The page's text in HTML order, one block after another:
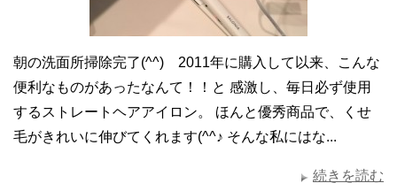
朝の洗面所掃除完了(^^) 2011年に購入して以来、こんな
便利なものがあったなんて！！と 感激し、毎日必ず使用
するストレートヘアアイロン。 ほんと優秀商品で、くせ
毛がきれいに伸びてくれます(^^♪ そんな私にはな...
続きを読む